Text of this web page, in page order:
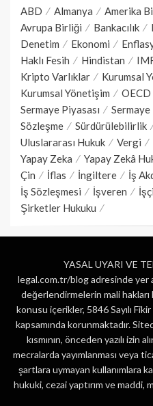
ABD Almanya Amerika
Avrupa Birliği
Bankacılık
Denetim
Ekonomi
Haklı Fesih
Hindistan
Kripto Varlıklar
Kurumsal
Kurumsal Yönetişim
OECD
Sermaye Piyasası
Sermaye
Sözleşme
Sürdürülebilirlik
Uluslararası Hukuk
Vergi
Yapay Zeka
Yapay Zekâ
Çin
İflas İngiltere İş
İş Sözleşmesi
İşveren İşçi
Şirketler Hukuku
YASAL UYARI VE
legal.com.tr/blog adresinde yer
değerlendirmelerin mali hakları
konusu içerikler, 5846 Sayılı
kapsamında korunmaktadır.
kısmının, önceden yazılı izin
mecralarda yayımlanması veya
şartlara uymayan kullanımlara
hukuki, cezai yaptırım ve maddi,